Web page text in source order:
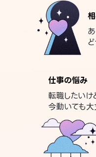
仕事の悩み
転職したいけ
今動いても大